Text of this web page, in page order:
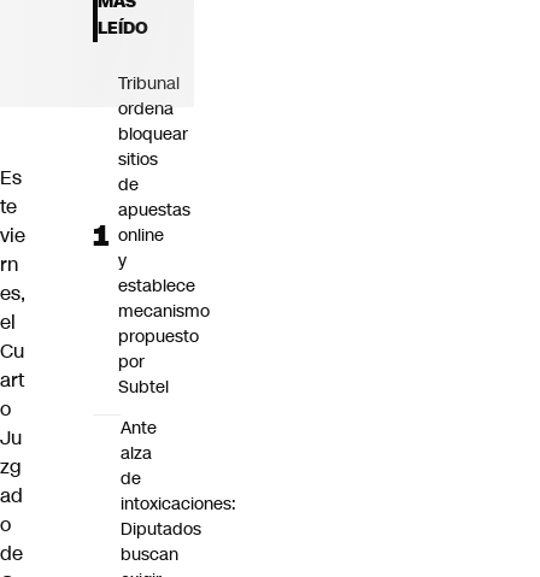
Es
te
vie
rn
es,
el
Cu
art
o
Ju
zg
ad
o
de
LEÍDO
Tribunal
ordena
bloquear
sitios
de
apuestas
online
y
establece
mecanismo
propuesto
por
Subtel
Ante
alza
de
intoxicaciones:
Diputados
buscan